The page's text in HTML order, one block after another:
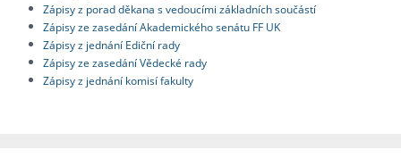
Zápisy z porad děkana s vedoucími základních součástí
Zápisy ze zasedání Akademického senátu FF UK
Zápisy z jednání Ediční rady
Zápisy ze zasedání Vědecké rady
Zápisy z jednání komisí fakulty